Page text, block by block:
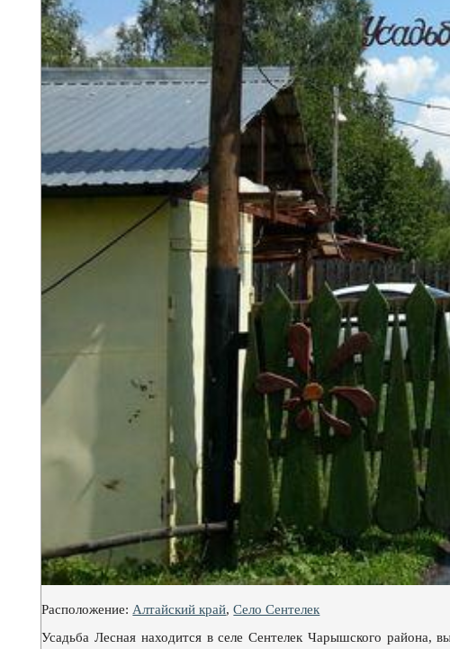
Расположение: Алтайский край,Село Сентелек
Усадьба Лесная находится в селе Сентелек Чарышского